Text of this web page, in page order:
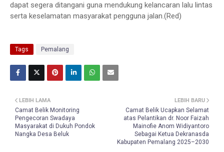
dapat segera ditangani guna mendukung kelancaran lalu lintas
serta keselamatan masyarakat pengguna jalan.(Red)
Tags Pemalang
LEBIH BARU
Camat Belik Ucapkan Selamat
atas Pelantikan dr. Noor Faizah
Mainofie Anom Widiyantoro
Sebagai Ketua Dekranasda
Kabupaten Pemalang 2025–2030
LEBIH LAMA
Camat Belik Monitoring
Pengecoran Swadaya
Masyarakat di Dukuh Pondok
Nangka Desa Beluk